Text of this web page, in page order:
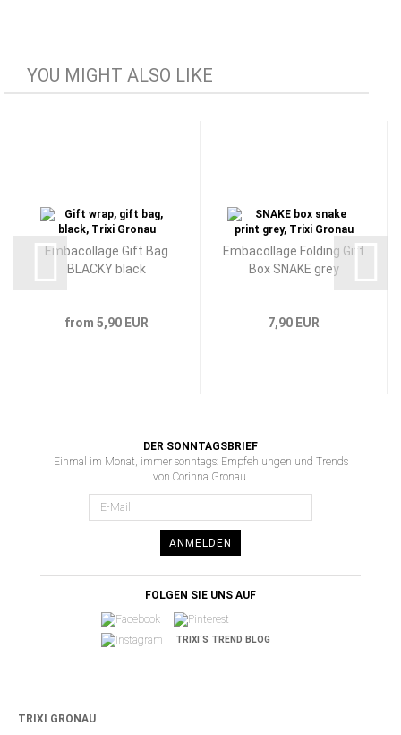
YOU MIGHT ALSO LIKE
Embacollage Gift Bag
BLACKY black
from 5,90 EUR
Embacollage Folding Gift
Box SNAKE grey
7,90 EUR
DER SONNTAGSBRIEF
Einmal im Monat, immer sonntags: Empfehlungen und Trends
von Corinna Gronau.
ANMELDEN
FOLGEN SIE UNS AUF
TRIXI´S TREND BLOG
TRIXI GRONAU